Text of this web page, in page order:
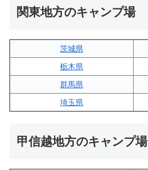
関東地方のキャンプ場
茨城県
栃木県
群馬県
埼玉県
甲信越地方のキャンプ場